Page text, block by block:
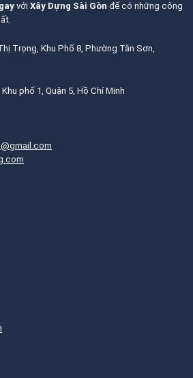
với Xây Dựng Sài Gòn để có những công
Trọng, Khu Phố 8, Phường Tân Sơn,
phố 1, Quận 5, Hồ Chí Minh